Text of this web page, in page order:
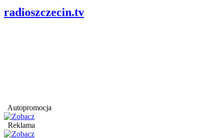
radioszczecin.tv
Autopromocja
Reklama